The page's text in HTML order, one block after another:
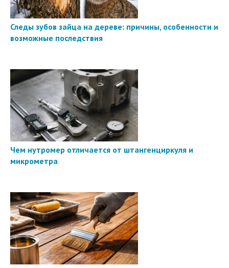
Следы зубов зайца на дереве: причины, особенности и
возможные последствия
Чем нутромер отличается от штангенциркуля и
микрометра